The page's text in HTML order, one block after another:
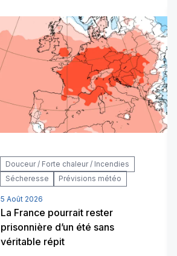
Douceur / Forte chaleur / Incendies
Sécheresse
Prévisions météo
5 Août 2026
La France pourrait rester
prisonnière d’un été sans
véritable répit